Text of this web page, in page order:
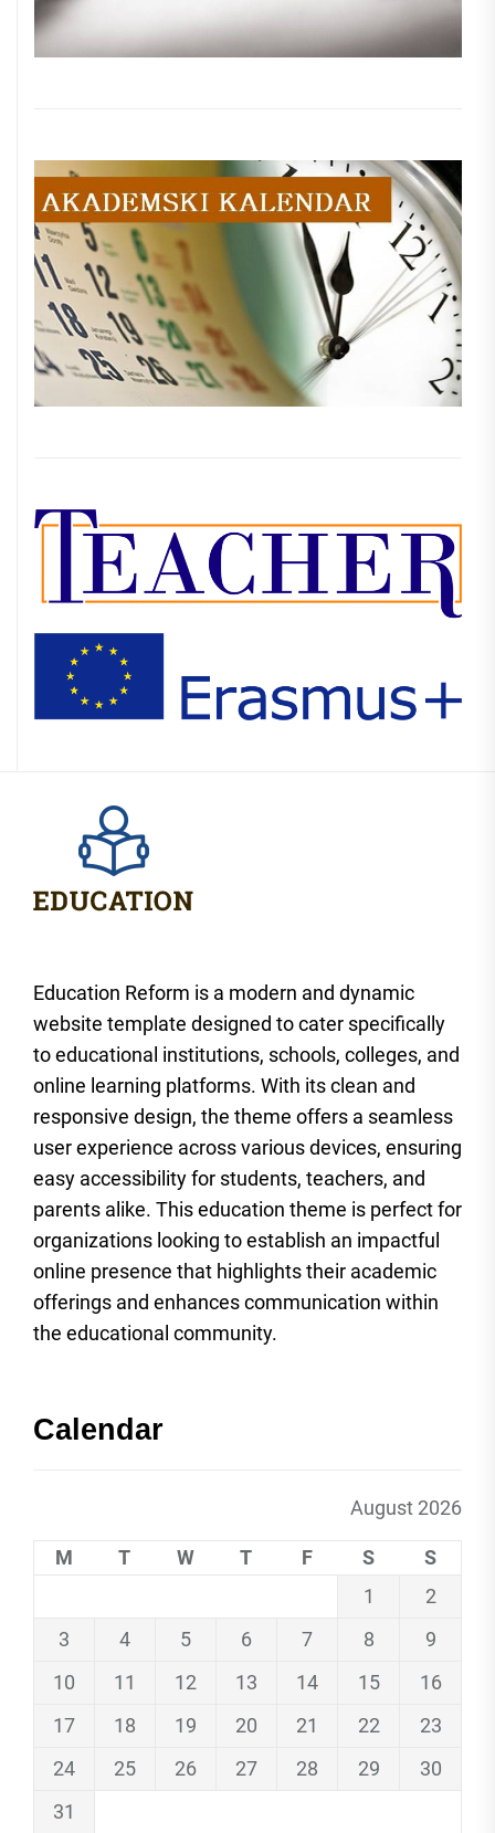
Education Reform is a modern and dynamic
website template designed to cater specifically
to educational institutions, schools, colleges, and
online learning platforms. With its clean and
responsive design, the theme offers a seamless
user experience across various devices, ensuring
easy accessibility for students, teachers, and
parents alike. This education theme is perfect for
organizations looking to establish an impactful
online presence that highlights their academic
offerings and enhances communication within
the educational community.
Calendar
August 2026
M T W T F S
S
1
2
3
4 5 6 7 8
9
10
11 12 13 14 15
16
17
18 19 20 21 22
23
24
25 26 27 28 29
30
31